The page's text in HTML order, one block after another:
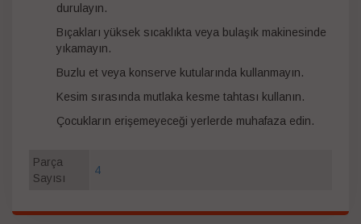
durulayın.
Bıçakları yüksek sıcaklıkta veya bulaşık makinesinde
yıkamayın.
Buzlu et veya konserve kutularında kullanmayın.
Kesim sırasında mutlaka kesme tahtası kullanın.
Çocukların erişemeyeceği yerlerde muhafaza edin.
Parça
Sayısı
4